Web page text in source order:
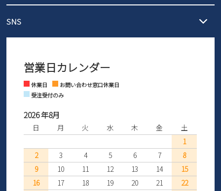
発送日・送料詳細については
ご利用ください。
ントとしても安心してご利用いただけるよう、サイズ交換の受付期
さい。
営業時間：11時～17時
※土日祝はお問い合わせ窓口休業日となります。
SNS
Facebook Instagram
営業日カレンダー
休業日
お問い合わせ窓口休業日
受注受付のみ
2026 年8月
日 月 火 水 木 金
土
1
2
3 4 5 6 7
8
9
10 11 12 13 14
15
16
17 18 19 20 21
22